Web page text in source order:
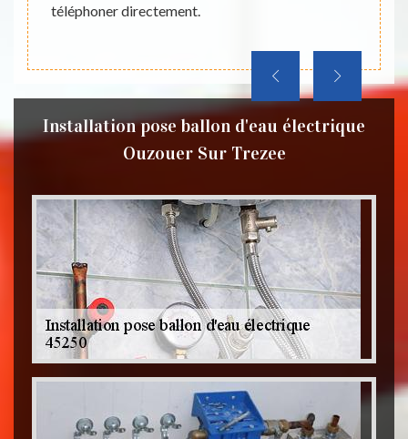
téléphoner directement.
des
Installation pose ballon d'eau électrique
Ouzouer Sur Trezee